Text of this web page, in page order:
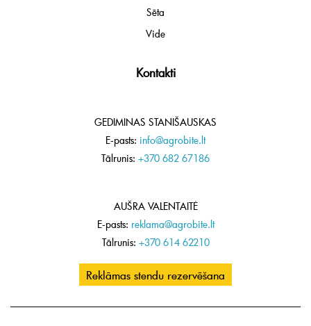
Sēta
Vide
Kontakti
GEDIMINAS STANIŠAUSKAS
E-pasts: info@agrobite.lt
Tālrunis: +370 682 67186
AUŠRA VALENTAITĖ
E-pasts: reklama@agrobite.lt
Tālrunis: +370 614 62210
Reklāmas stendu rezervēšana